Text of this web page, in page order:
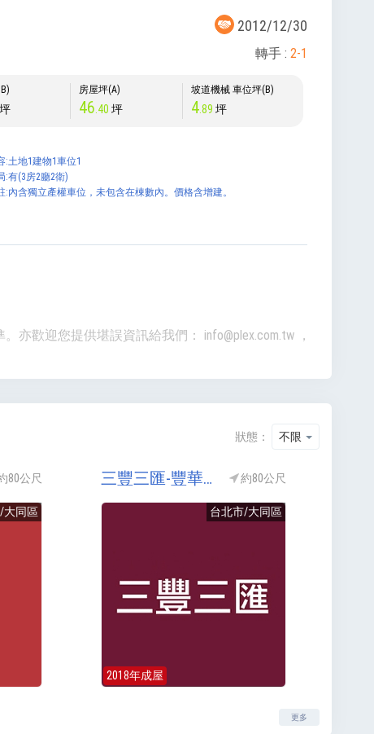
2012/12/30
轉手 : 2-1
坪
房屋坪(A)
46 .40 坪
坡道機械 車位坪(B)
4.89 坪
:土地1建物1車位1
:有(3房2廳2衛)
:內含獨立產權車位，未包含在棟數內。價格含增建。
亦歡迎您提供堪誤資訊給我們： info@plex.com.tw，
狀態： 不限
80公尺
大同區
三豐三匯-豐華匯(三豐豐華匯) 約80公尺
台北市/大同區
2018年成屋
更多